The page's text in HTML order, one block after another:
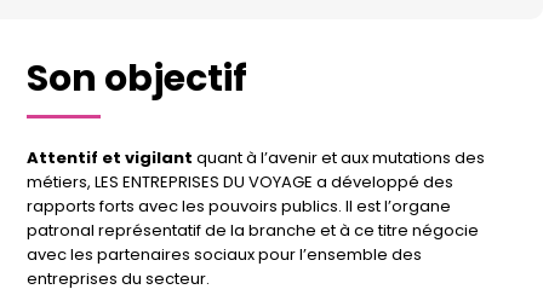
Son objectif
Attentif et vigilant quant à l’avenir et aux mutations des
métiers, LES ENTREPRISES DU VOYAGE a développé des
rapports forts avec les pouvoirs publics. Il est l’organe
patronal représentatif de la branche et à ce titre négocie
avec les partenaires sociaux pour l’ensemble des
entreprises du secteur.